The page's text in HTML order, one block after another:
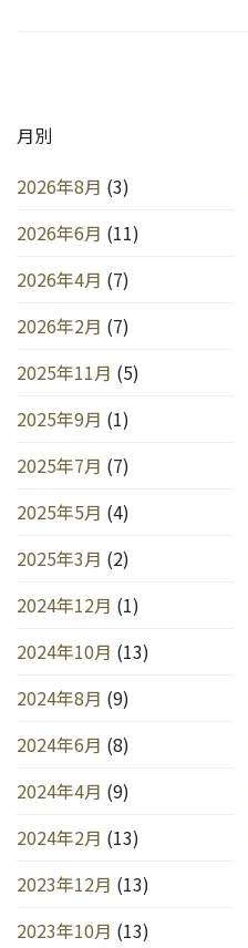
月別
2026年8月 (3)
2026年6月 (11)
2026年4月 (7)
2026年2月 (7)
2025年11月 (5)
2025年9月 (1)
2025年7月 (7)
2025年5月 (4)
2025年3月 (2)
2024年12月 (1)
2024年10月 (13)
2024年8月 (9)
2024年6月 (8)
2024年4月 (9)
2024年2月 (13)
2023年12月 (13)
2023年10月 (13)